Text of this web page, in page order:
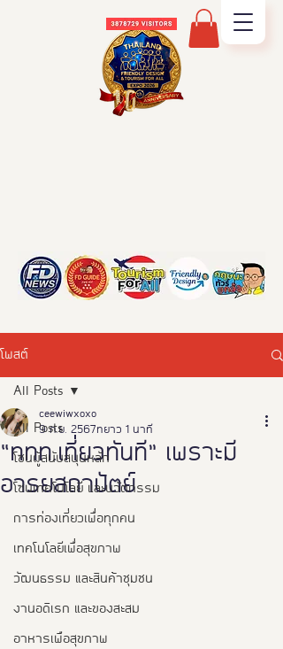
โพสต์
All Posts
โซนผู้สนับสนุนหลัก
โซนเทคโนโลยี และนวัตกรรม
การท่องเที่ยวเพื่อทุกคน
เทคโนโลยีเพื่อสุขภาพ
วัฒนธรรม และสินค้าชุมชน
งานอดิเรก และของสะสม
อาหารเพือสุขภาพ
All Posts
“ททท.เที่ยวทันที” เพราะมี
อารยสถาปัตย์
ceewiwxoxo
9 ก.ย. 2567
ยาว 1 นาที